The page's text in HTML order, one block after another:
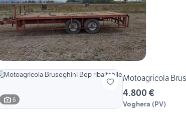
6
Motoagricola
4.800 €
Voghera (PV)